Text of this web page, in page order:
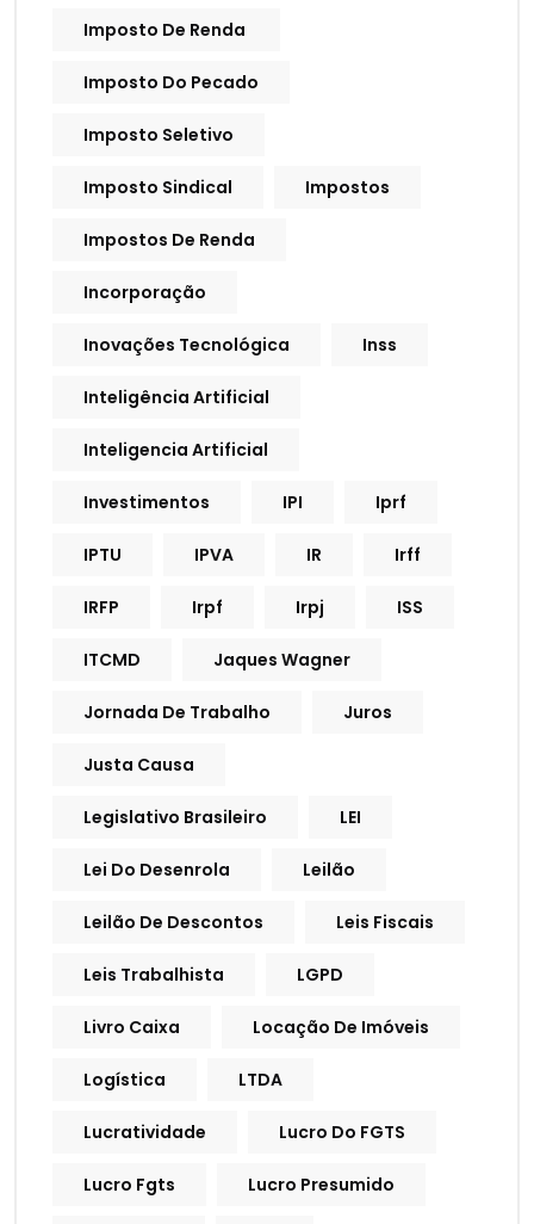
Imposto De Renda
Imposto Do Pecado
Imposto Seletivo
Imposto Sindical Impostos
Impostos De Renda
Incorporação
Inovações Tecnológica Inss
Inteligência Artificial
Inteligencia Artificial
Investimentos IPI Iprf
IPTU IPVA IR Irff
IRFP Irpf Irpj ISS
ITCMD Jaques Wagner
Jornada De Trabalho Juros
Justa Causa
Legislativo Brasileiro LEI
Lei Do Desenrola Leilão
Leilão De Descontos Leis Fiscais
Leis Trabalhista LGPD
Livro Caixa Locação De Imóveis
Logística LTDA
Lucratividade Lucro Do FGTS
Lucro Fgts Lucro Presumido